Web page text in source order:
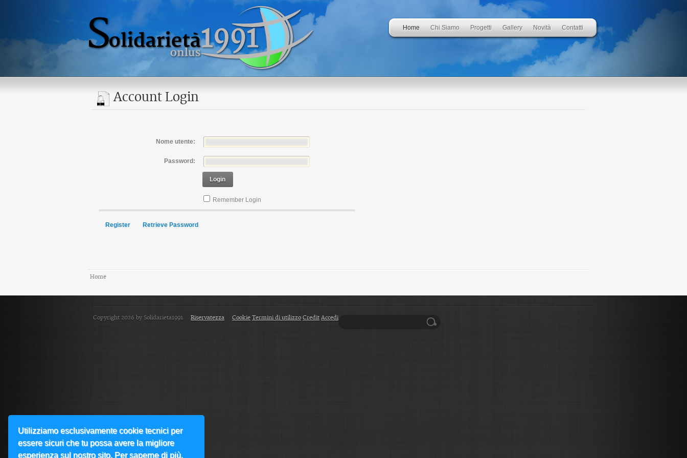
Utilizziamo esclusivamente cookie tecnici per
essere sicuri che tu possa avere la migliore
esperienza sul nostro sito. Per saperne di più,
Home Chi Siamo Progetti Gallery Novità Contatti
Account Login
Nome utente:
Password:
Login
Remember Login
Register Retrieve Password
Home
Copyright 2026 by Solidarieta1991 Riservatezza Cookie Termini di utilizzo Credit Accedi